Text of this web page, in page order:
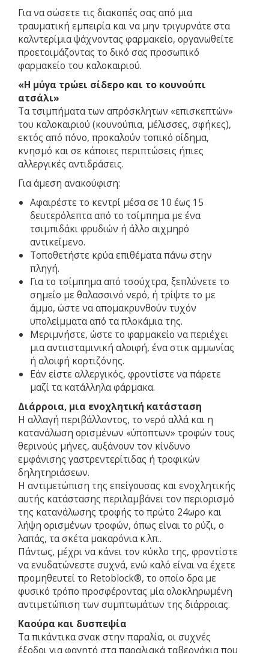
Για να σώσετε τις διακοπές σας από μια
τραυματική εμπειρία και να μην τριγυρνάτε στα
καλντερίμια ψάχνοντας φαρμακείο, οργανωθείτε
προετοιμάζοντας το δικό σας προσωπικό
φαρμακείο του καλοκαιριού.
«H μύγα τρώει σίδερο και το κουνούπι
ατσάλι»
Τα τσιμπήματα των απρόσκλητων «επισκεπτών»
του καλοκαιριού (κουνούπια, μέλισσες, σφήκες),
εκτός από πόνο, προκαλούν τοπικό οίδημα,
κνησμό και σε κάποιες περιπτώσεις ήπιες
αλλεργικές αντιδράσεις.
Για άμεση ανακούφιση:
Αφαιρέστε το κεντρί μέσα σε 10 έως 15
δευτερόλεπτα από το τσίμπημα με ένα
τσιμπιδάκι φρυδιών ή άλλο αιχμηρό
αντικείμενο.
Τοποθετήστε κρύα επιθέματα πάνω στην
πληγή.
Για το τσίμπημα από τσούχτρα, ξεπλύνετε το
σημείο με θαλασσινό νερό, ή τρίψτε το με
άμμο, ώστε να απομακρυνθούν τυχόν
υπολείμματα από τα πλοκάμια της.
Μεριμνήστε, ώστε το φαρμακείο να περιέχει
μια αντιισταμινική αλοιφή, ένα στικ αμμωνίας
ή αλοιφή κορτιζόνης.
Εάν είστε αλλεργικός, φροντίστε να πάρετε
μαζί τα κατάλληλα φάρμακα.
Διάρροια, μια ενοχλητική κατάσταση
Η αλλαγή περιβάλλοντος, το νερό αλλά και η
κατανάλωση ορισμένων «ύποπτων» τροφών τους
θερινούς μήνες, αυξάνουν τον κίνδυνο
εμφάνισης γαστρεντερίτιδας ή τροφικών
δηλητηριάσεων.
Η αντιμετώπιση της επείγουσας και ενοχλητικής
αυτής κατάστασης περιλαμβάνει τον περιορισμό
της κατανάλωσης τροφής το πρώτο 24ωρο και
λήψη ορισμένων τροφών, όπως είναι το ρύζι, ο
λαπάς, τα σκέτα μακαρόνια κ.λπ..
Πάντως, μέχρι να κάνει τον κύκλο της, φροντίστε
να ενυδατώνεστε συχνά, ενώ καλό είναι να έχετε
προμηθευτεί το Retoblock®, το οποίο δρα με
φυσικό τρόπο προσφέροντας μία ολοκληρωμένη
αντιμετώπιση των συμπτωμάτων της διάρροιας.
Καούρα και δυσπεψία
Τα πικάντικα σνακ στην παραλία, οι συχνές
έξοδοι για φαγητό στα παραλιακά ταβερνάκια που